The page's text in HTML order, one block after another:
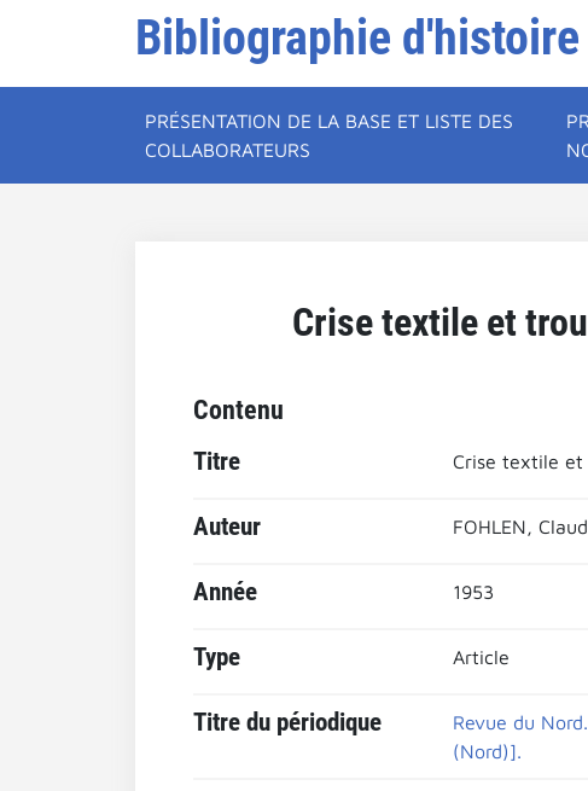
Bibliographie
PRÉSENTATION DE LA BASE ET LISTE DES
COLLABORATEURS
Crise textile et
Contenu
Titre Crise textile et
Auteur FOHLEN,
Année 1953
Type Article
Titre du périodique
Revue du
(Nord)].